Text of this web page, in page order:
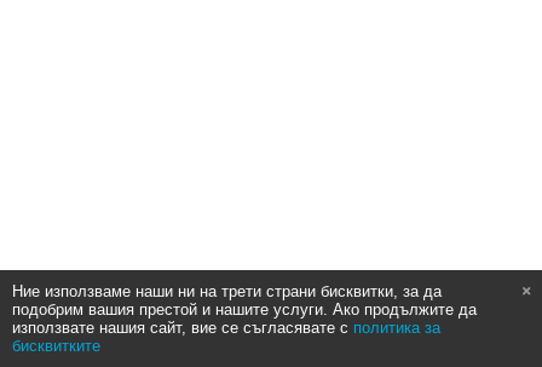
Ние използваме наши ни на трети страни бисквитки, за да
подобрим вашия престой и нашите услуги. Ако продължите да
използвате нашия сайт, вие се съгласявате с политика за
бисквитките